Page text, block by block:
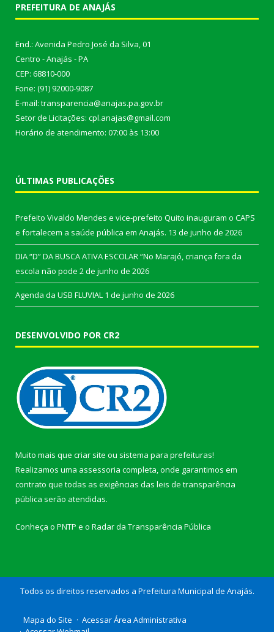
PREFEITURA DE ANAJÁS
End.: Avenida Pedro José da Silva, 01
Centro - Anajás - PA
CEP: 68810-000
Fone: (91) 92000-9087
E-mail: transparencia@anajas.pa.gov.br
Setor de Licitações: cpl.anajas@gmail.com
Horário de atendimento: 07:00 às 13:00
ÚLTIMAS PUBLICAÇÕES
Prefeito Vivaldo Mendes e vice-prefeito Quito inauguram o CAPS
e fortalecem a saúde pública em Anajás. 13 de junho de 2026
DIA “D” DA BUSCA ATIVA ESCOLAR “No Marajó, criança fora da
escola não pode 2 de junho de 2026
Agenda da USB FLUVIAL 1 de junho de 2026
DESENVOLVIDO POR CR2
Muito mais que criar site ou sistema para prefeituras!
Realizamos uma assessoria completa, onde garantimos em
contrato que todas as exigências das leis de transparência
pública serão atendidas.
Conheça o PNTP e o Radar da Transparência Pública
Todos os direitos reservados a Prefeitura Municipal de Anajás.
Mapa do Site
Acessar Área Administrativa